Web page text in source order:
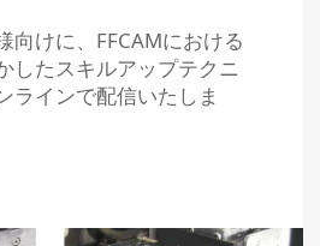
向けに、FFCAMにおける
したスキルアップテクニ
ラインで配信いたしま